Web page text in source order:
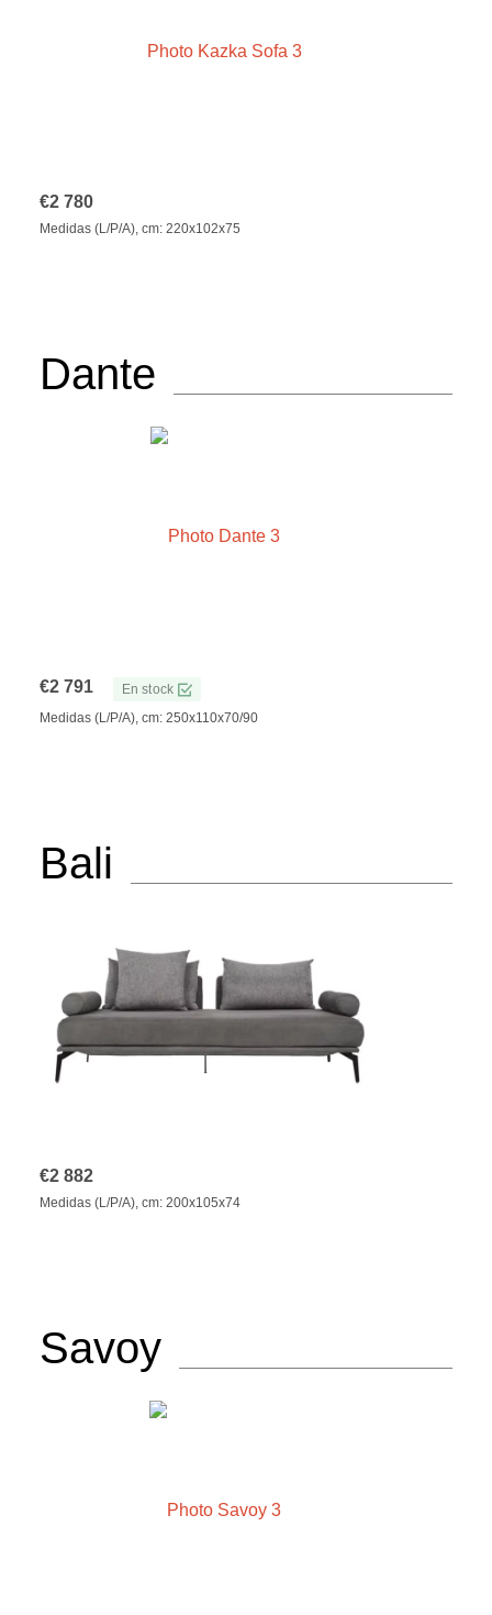
€2 780
Medidas (L/P/A), cm: 220x102x75
Dante
€2 791
En stock
Medidas (L/P/A), cm: 250x110x70/90
Bali
€2 882
Medidas (L/P/A), cm: 200x105x74
Savoy